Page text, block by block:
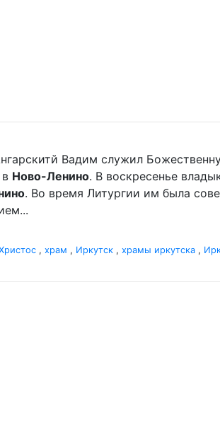
Вадим служил
Ново-Ленино. В воскресенье
. Во время Литургии им была
, храм , Иркутск , храмы иркутска ,